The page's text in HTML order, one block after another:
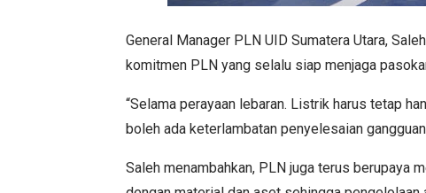
General Manager PLN UID Sumatera Utara,
komitmen PLN yang selalu siap menjaga
“Selama perayaan lebaran. Listrik harus tetap
boleh ada keterlambatan penyelesaian
Saleh menambahkan, PLN juga terus berupaya